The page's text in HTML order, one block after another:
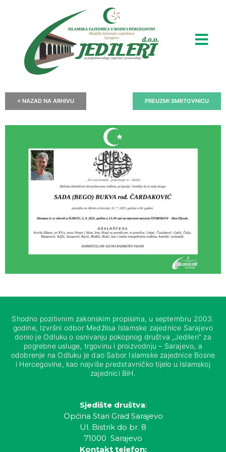
< NAZAD NA ARHIVU PREUZMI SMRTOVNICU
Shodno pozitivnim zakonskim propisima, u septembru 2003.
godine, Izvršni odbor Medžlisa Islamske zajednice Sarajevo
donio je Odluku o osnivanju pokopnog društva „Jedileri“ za
pogrebne usluge, trgovinu i proizvodnju – Sarajevo, a
odobrenje na Odluku je dao Sabor Islamske zajednice Bosne
i Hercegovine, kao najviše predstavničko tijelo u Islamskoj
zajednici BiH.
Sjedište društva:
Općina Stari Grad Sarajevo
Ul. Bistrik do br. 8
71000 Sarajevo
Kontakt telefon: